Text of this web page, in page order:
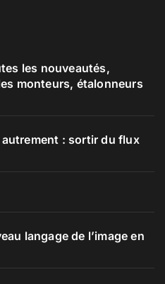
les nouveautés,
monteurs, étalonneurs
: sortir du flux
langage de l’image en